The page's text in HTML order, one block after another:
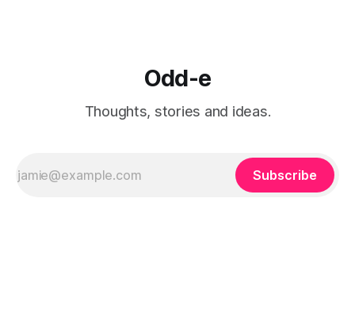
Odd-e
Thoughts, stories and ideas.
Subscribe